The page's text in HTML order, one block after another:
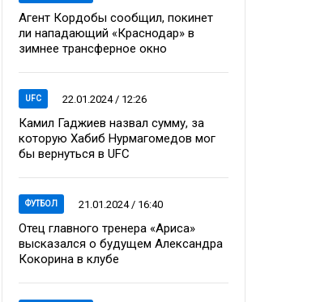
Агент Кордобы сообщил, покинет
ли нападающий «Краснодар» в
зимнее трансферное окно
UFC 22.01.2024 / 12:26
Камил Гаджиев назвал сумму, за
которую Хабиб Нурмагомедов мог
бы вернуться в UFC
ФУТБОЛ 21.01.2024 / 16:40
Отец главного тренера «Ариса»
высказался о будущем Александра
Кокорина в клубе